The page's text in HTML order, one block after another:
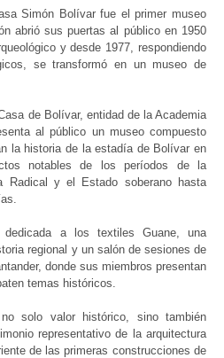
Simón Bolívar fue el primer museo
abrió sus puertas al público en 1950
y desde 1977, respondiendo
se transformó en un museo de
de Bolívar, entidad de la Academia
al público un museo compuesto
la historia de la estadía de Bolívar en
notables de los períodos de la
Radical y el Estado soberano hasta
dedicada a los textiles Guane, una
regional y un salón de sesiones de
donde sus miembros presentan
temas históricos.
solo valor histórico, sino también
representativo de la arquitectura
de las primeras construcciones de